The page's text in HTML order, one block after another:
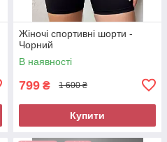
Жіночі спортивні шорти -
Чорний
В наявності
799 ₴ 1 600 ₴
Купити